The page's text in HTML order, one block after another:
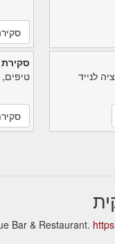
טיפים,
לנייד